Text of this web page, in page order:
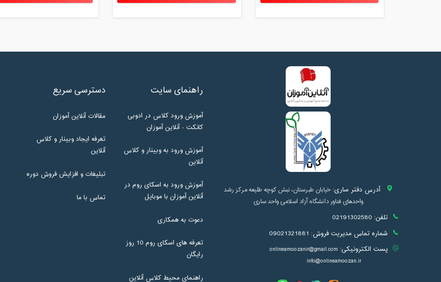
آدرس دفتر ساری: خیابان طبرستان، نبش کوچه طلیعه مرکز رشد
واحدهای فناور دانشگاه آزاد اسلامی واحد ساری
تلفن: 02191302580
شماره تماس مدیریت فروش: 09021321881
پست الکترونیکی: onlineamoozanir@gmail.com
info@onlineamoozan.ir
راهنمای سایت
آموزش ورود کلاس در ادوبی
کانکت - آنلاین آموزان
آموزش ورود به وبینار و کلاس
آنلاین
آموزش ورود به اسکای روم در
آنلاین آموزان با موبایل
دعوت به همکاری
تعرفه های اسکای روم 10 روز
رایگان
راهنمای محیط کلاس آنلاین
دسترسی سریع
مقالات آنلاین آموزان
تعرفه ایجاد وبینار و کلاس
آنلاین
تبلیغات و افزایش فروش دوره
تماس با ما